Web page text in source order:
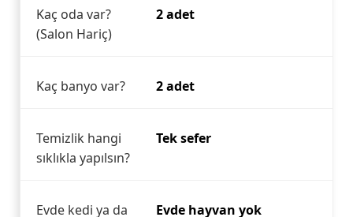
Kaç oda var?
(Salon Hariç)
2 adet
Kaç banyo var? 2 adet
Temizlik hangi
sıklıkla yapılsın?
Tek sefer
Evde kedi ya da Evde hayvan yok